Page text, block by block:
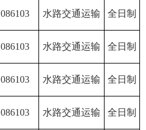
086103 水路交通运输 全日制
086103 水路交通运输 全日制
086103 水路交通运输 全日制
086103 水路交通运输 全日制